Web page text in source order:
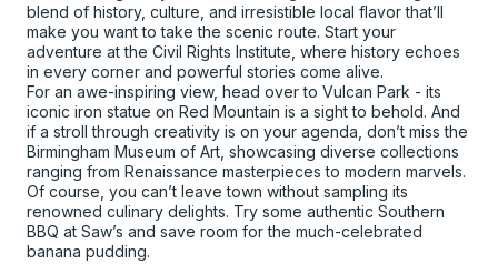
blend of history, culture, and irresistible local flavor that’ll
make you want to take the scenic route. Start your
adventure at the Civil Rights Institute, where history echoes
in every corner and powerful stories come alive.
For an awe-inspiring view, head over to Vulcan Park - its
iconic iron statue on Red Mountain is a sight to behold. And
if a stroll through creativity is on your agenda, don’t miss the
Birmingham Museum of Art, showcasing diverse collections
ranging from Renaissance masterpieces to modern marvels.
Of course, you can’t leave town without sampling its
renowned culinary delights. Try some authentic Southern
BBQ at Saw’s and save room for the much-celebrated
banana pudding.